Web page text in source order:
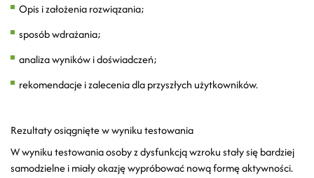
Opis i założenia rozwiązania;
sposób wdrażania;
analiza wyników i doświadczeń;
rekomendacje i zalecenia dla przyszłych użytkowników.
Rezultaty osiągnięte w wyniku testowania
W wyniku testowania osoby z dysfunkcją wzroku stały się bardziej
samodzielne i miały okazję wypróbować nową formę aktywności.